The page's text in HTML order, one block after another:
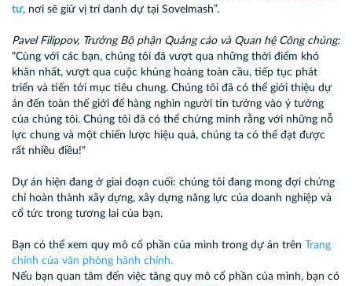
tư, nơi sẽ giữ vị trí danh dự tại Sovelmash”.
Pavel Filippov, Trưởng Bộ phận Quảng cáo và Quan hệ Công chúng:
"Cùng với các bạn, chúng tôi đã vượt qua những thời điểm khó
khăn nhất, vượt qua cuộc khủng hoảng toàn cầu, tiếp tục phát
triển và tiến tới mục tiêu chung. Chúng tôi đã có thể giới thiệu dự
án đến toàn thế giới để hàng nghìn người tin tưởng vào ý tưởng
của chúng tôi. Chúng tôi đã có thể chứng minh rằng với những nỗ
lực chung và một chiến lược hiệu quả, chúng ta có thể đạt được
rất nhiều điều!"
Dự án hiện đang ở giai đoạn cuối: chúng tôi đang mong đợi chứng
chỉ hoàn thành xây dựng, xây dựng năng lực của doanh nghiệp và
cổ tức trong tương lai của bạn.
Bạn có thể xem quy mô cổ phần của mình trong dự án trên Trang
chính của văn phòng hành chính.
Nếu bạn quan tâm đến việc tăng quy mô cổ phần của mình, bạn có